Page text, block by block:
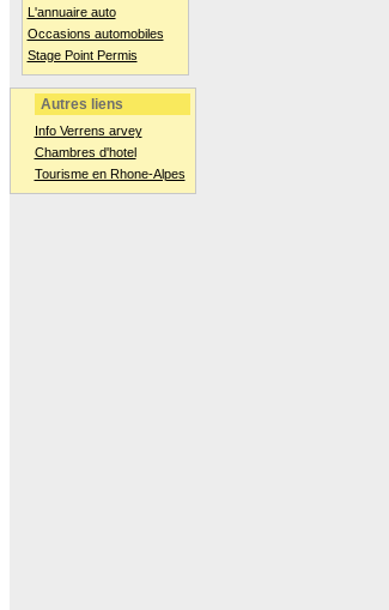
L'annuaire auto
Occasions automobiles
Stage Point Permis
Autres liens
Info Verrens arvey
Chambres d'hotel
Tourisme en Rhone-Alpes